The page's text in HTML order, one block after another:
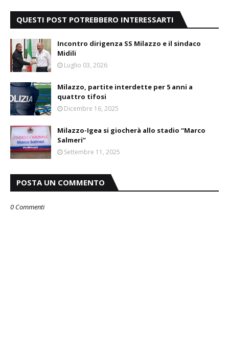
QUESTI POST POTREBBERO INTERESSARTI
Incontro dirigenza SS Milazzo e il sindaco
Midili
Luglio 03, 2026
Milazzo, partite interdette per 5 anni a
quattro tifosi
Dicembre 16, 2025
Milazzo-Igea si giocherà allo stadio “Marco
Salmeri”
Settembre 11, 2025
POSTA UN COMMENTO
0 Commenti